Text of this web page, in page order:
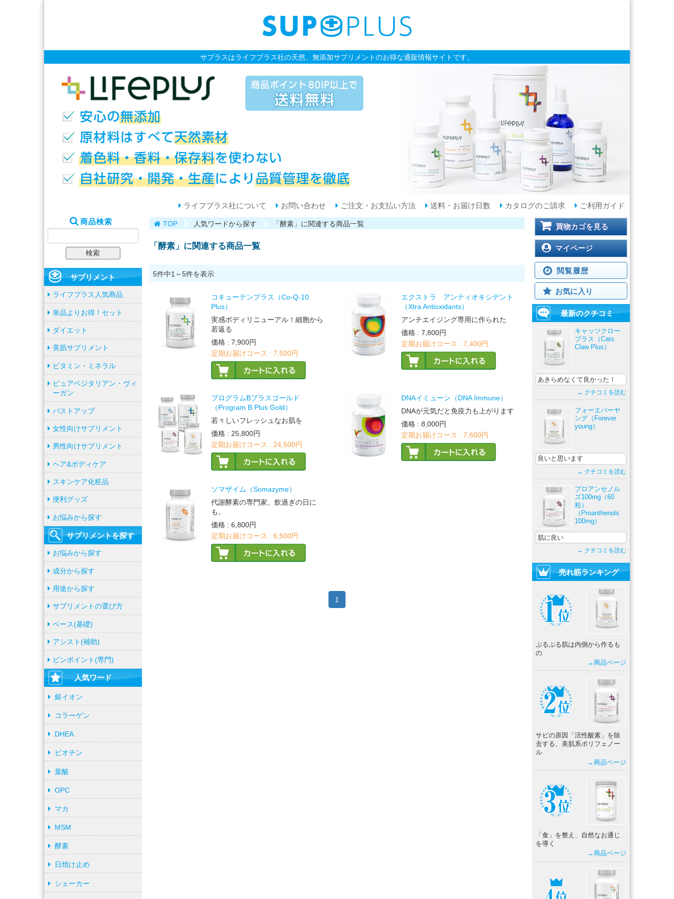
サプラスはライフプラス社の天然、無添加サプリメントのお得な通販情報サイトです。
ライフプラス社について お問い合わせ ご注文・お支払い方法 送料・お届け日数 カタログのご請求
ご利用ガイド
商品検索
サプリメント
ライフプラス人気商品
単品よりお得！セット
ダイエット
美肌サプリメント
ビタミン・ミネラル
ピュアベジタリアン・ヴィ
ーガン
バストアップ
女性向けサプリメント
男性向けサプリメント
ヘア&ボディケア
スキンケア化粧品
便利グッズ
お悩みから探す
サプリメントを探す
お悩みから探す
成分から探す
用途から探す
サプリメントの選び方
ベース(基礎)
アシスト(補助)
ピンポイント(専門)
人気ワード
銀イオン
コラーゲン
DHEA
ビオチン
葉酸
OPC
マカ
MSM
酵素
日焼け止め
シェーカー
TOP 人気ワードから探す 「酵素」に関連する商品一覧
「酵素」に関連する商品一覧
5件中1～5件を表示
コキューテンプラス（Co-Q-10
Plus）
実感ボディリニューアル！細胞から
若返る
価格 :7,900円
定期お届けコース :7,500円
エクストラ アンティオキシデント
（Xtra Antioxidants）
アンチエイジング専用に作られた
価格: 7,800円
定期お届けコース : 7,400円
プログラムBプラスゴールド
（Program B Plus Gold）
若々しいフレッシュなお肌を
価格 : 25,800円
定期お届けコース : 24,500円
DNAイミューン（DNA Immune）
DNAが元気だと免疫力も上がります
価格: 8,000円
定期お届けコース : 7,600円
ソマザイム（Somazyme）
代謝酵素の専門家。飲過ぎの日に
も。
価格 :6,800円
定期お届けコース :6,500円
1
買物カゴを見る
マイページ
閲覧履歴
お気に入り
最新のクチコミ
キャッツクロー
プラス（Cats
Claw Plus）
あきらめなくて良かった！
→ クチコミを読む
フォーエバーヤ
ング（Forever
young）
良いと思います
→ クチコミを読む
プロアンセノル
ズ100mg（60
粒）
（Proanthenols
100mg）
肌に良い
→ クチコミを読む
売れ筋ランキング
ぷるぷる肌は内側から作るも
の
→商品ページ
サビの原因「活性酸素」を除
去する、美肌系ポリフェノー
ル
→商品ページ
「食」を整え、自然なお通じ
を導く
→商品ページ